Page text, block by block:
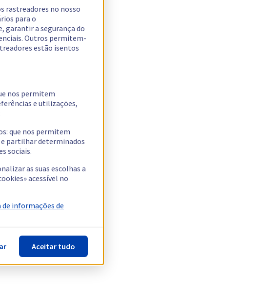
rastreadores no nosso
para o
garantir a segurança do
Outros permitem-
estão isentos
nos permitem
e utilizações,
que nos permitem
e partilhar determinados
sociais.
as suas escolhas a
acessível no
informações de
Aceitar tudo